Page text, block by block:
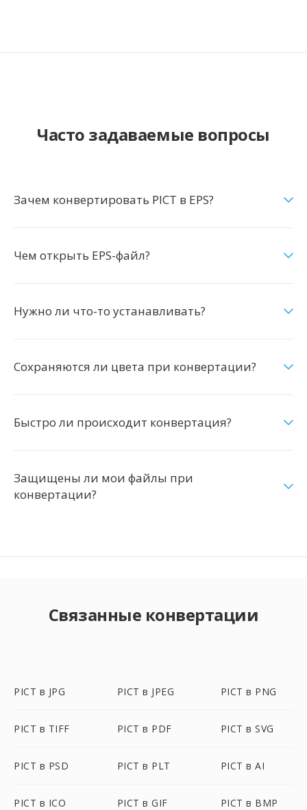
Часто задаваемые вопросы
Зачем конвертировать PICT в EPS?
Чем открыть EPS-файл?
Нужно ли что-то устанавливать?
Сохраняются ли цвета при конвертации?
Быстро ли происходит конвертация?
Защищены ли мои файлы при
конвертации?
Связанные конвертации
PICT в JPG PICT в JPEG PICT в PNG
PICT в TIFF PICT в PDF PICT в SVG
PICT в PSD PICT в PLT PICT в AI
PICT в ICO PICT в GIF PICT в BMP